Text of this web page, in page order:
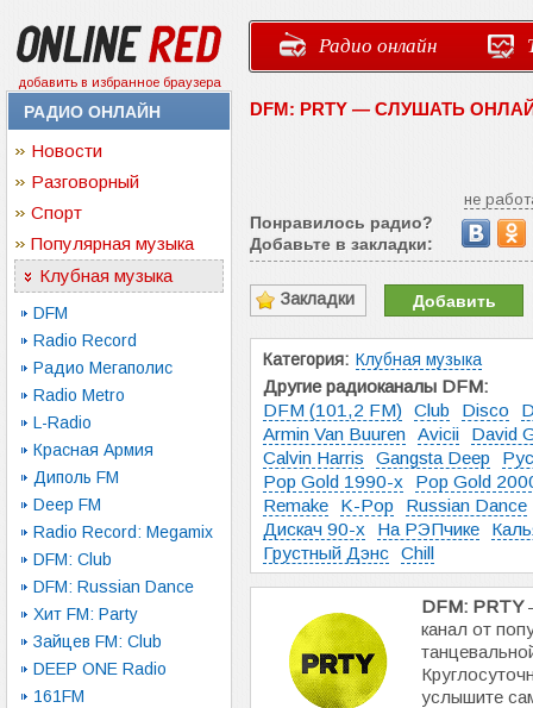
добавить в избранное браузера
Радио онлайн
РАДИО ОНЛАЙН
Новости
Разговорный
Спорт
Популярная музыка
Клубная музыка
DFM
Radio Record
Радио Мегаполис
Radio Metro
L-Radio
Красная Армия
Диполь FM
Deep FM
Radio Record: Megamix
DFM: Club
DFM: Russian Dance
Хит FM: Party
Зайцев FM: Club
DEEP ONE Radio
161FM
DFM: PRTY — СЛУШАТЬ
не
Понравилось радио?
Добавьте в закладки:
Закладки Добавить
Категория: Клубная музыка
Другие радиоканалы DFM:
DFM (101,2 FM) Club Disco
Armin Van Buuren Avicii
David
Calvin Harris
Gangsta Deep
Pop Gold 1990-х
Pop Gold
Remake
K-Pop
Russian Dance
Дискач 90-х
На РЭПчике
Грустный Дэнс Chill
DFM: PRTY
канал от
услышите